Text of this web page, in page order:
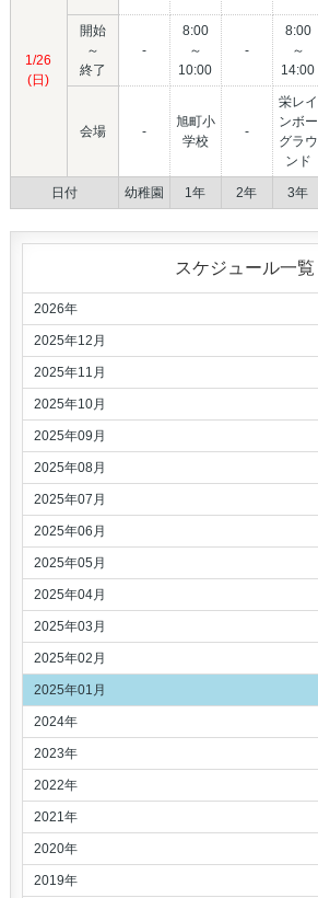
1/26
(日)
開始
～
終了
-
8:00
～
10:00
-
8:00
～
14:00
会場 -
旭町小
学校
-
栄レイ
ンボー
グラウ
ンド
日付 幼稚園 1年 2年 3年
スケジュール一覧
2026年
2025年12月
2025年11月
2025年10月
2025年09月
2025年08月
2025年07月
2025年06月
2025年05月
2025年04月
2025年03月
2025年02月
2025年01月
2024年
2023年
2022年
2021年
2020年
2019年